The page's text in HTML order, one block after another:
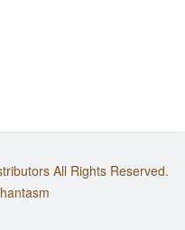
All Rights Reserved.